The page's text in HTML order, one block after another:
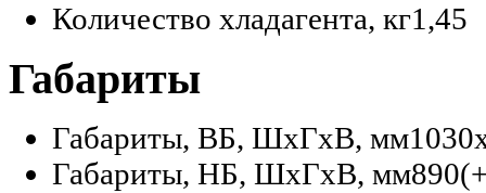
Количество хладагента, кг1,45
Габариты
Габариты, ВБ, ШхГхВ, мм
Габариты, НБ, ШхГхВ, мм